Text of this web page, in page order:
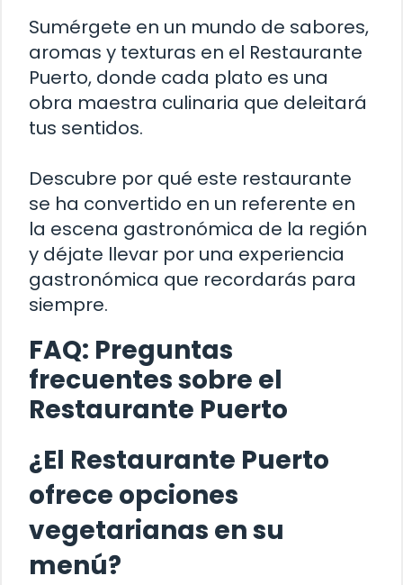
Sumérgete en un mundo de sabores,
aromas y texturas en el Restaurante
Puerto, donde cada plato es una
obra maestra culinaria que deleitará
tus sentidos.
Descubre por qué este restaurante
se ha convertido en un referente en
la escena gastronómica de la región
y déjate llevar por una experiencia
gastronómica que recordarás para
siempre.
FAQ: Preguntas
frecuentes sobre el
Restaurante Puerto
¿El Restaurante Puerto
ofrece opciones
vegetarianas en su
menú?